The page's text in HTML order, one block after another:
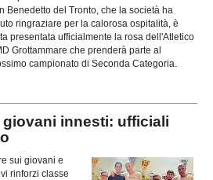
Benedetto del Tronto, che la società ha
ringraziare per la calorosa ospitalità, è
presentata ufficialmente la rosa dell'Atletico
Grottammare che prenderà parte al
campionato di Seconda Categoria.
giovani innesti: ufficiali
sui giovani e
rinforzi classe